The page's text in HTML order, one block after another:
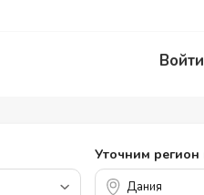
Войти
Уточним регион